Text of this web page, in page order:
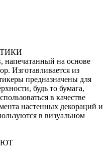
напечатанный на основе
Изготавливается из
предназначены для
будь то бумага,
в качестве
настенных декораций и
в визуальном